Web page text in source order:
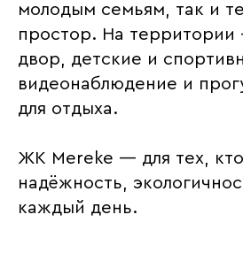
молодым семьям, так и
простор. На
двор, детские и
видеонаблюдение и
для отдыха.
ЖК Mereke — для тех,
надёжность,
каждый день.